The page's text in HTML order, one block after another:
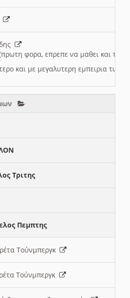
φορα, επρεπε να μαθει και το
και με μεγαλυτερη εμπειρια
Τριτης
Πεμπτης
Τούνμπεργκ
Τούνμπεργκ